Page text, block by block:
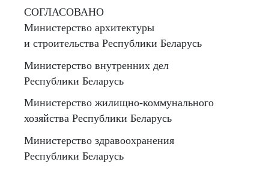
СОГЛАСОВАНО
Министерство архитектуры
и строительства Республики Беларусь
Министерство внутренних дел
Республики Беларусь
Министерство жилищно-коммунального
хозяйства Республики Беларусь
Министерство здравоохранения
Республики Беларусь